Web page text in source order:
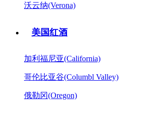
沃云纳(Verona)
美国红酒
加利福尼亚(California)
哥伦比亚谷(Columbl Valley)
俄勒冈(Oregon)